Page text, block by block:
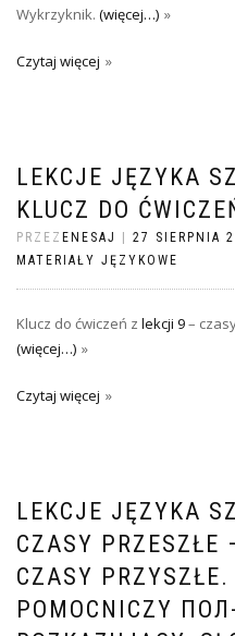
Wykrzyknik. (więcej…)
Czytaj więcej
LEKCJE JĘZYKA
KLUCZ DO
PRZEZ ENESAJ 27 SIERPNIA
MATERIAŁY JĘZYKOWE
Klucz do ćwiczeń z lekcji 9–
(więcej…)
Czytaj więcej
LEKCJE JĘZYKA
CZASY PRZESZŁE
CZASY
POMOCNICZY